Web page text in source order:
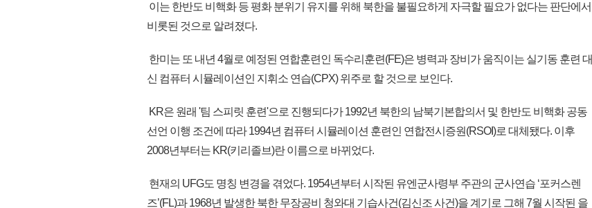
이는 한반도 비핵화 등 평화 분위기 유지를 위해 북한을 불필요하게 자극할 필요가 없다는 판단에서
비롯된 것으로 알려졌다.
한미는 또 내년 4월로 예정된 연합훈련인 독수리훈련(FE)은 병력과 장비가 움직이는 실기동 훈련 대
신 컴퓨터 시뮬레이션인 지휘소 연습(CPX) 위주로 할 것으로 보인다.
KR은 원래 '팀 스피릿 훈련'으로 진행되다가 1992년 북한의 남북기본합의서 및 한반도 비핵화 공동
선언 이행 조건에 따라 1994년 컴퓨터 시뮬레이션 훈련인 연합전시증원(RSOI)로 대체됐다. 이후
2008년부터는 KR(키리졸브)란 이름으로 바뀌었다.
현재의 UFG도 명칭 변경을 겪었다. 1954년부터 시작된 유엔군사령부 주관의 군사연습 ‘포커스렌
즈’(FL)과 1968년 발생한 북한 무장공비 청와대 기습사건(김신조 사건)을 계기로 그해 7월 시작된 을